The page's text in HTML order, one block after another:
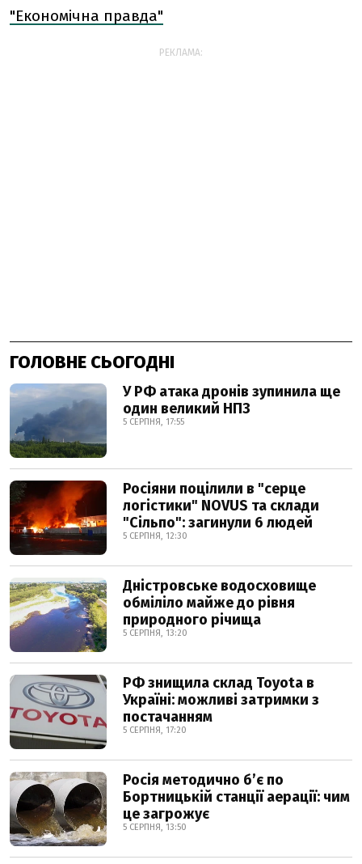
"Економічна правда"
РЕКЛАМА:
ГОЛОВНЕ СЬОГОДНІ
У РФ атака дронів зупинила ще
один великий НПЗ
5 СЕРПНЯ, 17:55
Росіяни поцілили в "серце
логістики" NOVUS та склади
"Сільпо": загинули 6 людей
5 СЕРПНЯ, 12:30
Дністровське водосховище
обміліло майже до рівня
природного річища
5 СЕРПНЯ, 13:20
РФ знищила склад Toyota в
Україні: можливі затримки з
постачанням
5 СЕРПНЯ, 17:20
Росія методично б’є по
Бортницькій станції аерації: чим
це загрожує
5 СЕРПНЯ, 13:50